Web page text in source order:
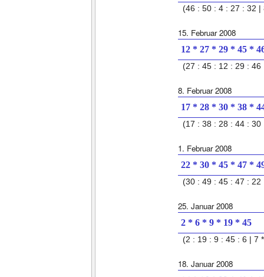
(46 : 50 : 4 : 27 : 32 |
15. Februar 2008
12 * 27 * 29 * 45 *
(27 : 45 : 12 : 29 : 46
8. Februar 2008
17 * 28 * 30 * 38 *
(17 : 38 : 28 : 44 : 30
1. Februar 2008
22 * 30 * 45 * 47 *
(30 : 49 : 45 : 47 : 22
25. Januar 2008
2 * 6 * 9 * 19 * 45
(2 : 19 : 9 : 45 : 6 | 7
18. Januar 2008